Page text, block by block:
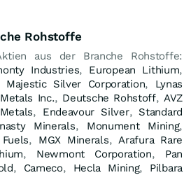
Rohstoffe
aus der Branche Rohstoffe:
Industries, European Lithium,
Majestic Silver Corporation, Lynas
Inc., Deutsche Rohstoff, AVZ
, Endeavour Silver, Standard
Minerals, Monument Mining,
, MGX Minerals,Arafura Rare
, Newmont Corporation, Pan
, Cameco, Hecla Mining, Pilbara